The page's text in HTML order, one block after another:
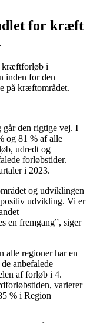
for kræft
kræftforløb i
inden for den
på kræftområdet.
den rigtige vej. I
og 81 % af alle
udredt og
forløbstider.
i 2023.
og udviklingen
positiv udvikling. Vi er
en fremgang”, siger
alle regioner har en
anbefalede
af forløb i 4.
varierer
% i Region